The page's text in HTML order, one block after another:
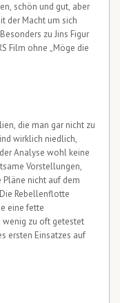
schön und gut, aber
der Macht um sich
zu Jins Figur
Film ohne „Möge die
die man gar nicht zu
wirklich niedlich,
Analyse wohl keine
Vorstellungen,
Pläne nicht auf dem
Rebellenflotte
eine fette
wenig zu oft getestet
ersten Einsatzes auf